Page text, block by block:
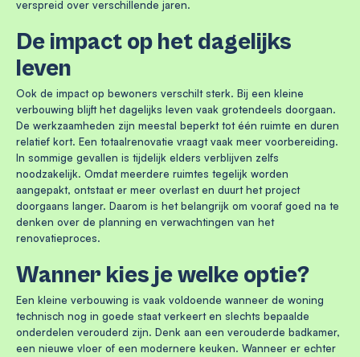
verspreid over verschillende jaren.
De impact op het dagelijks
leven
Ook de impact op bewoners verschilt sterk. Bij een kleine
verbouwing blijft het dagelijks leven vaak grotendeels doorgaan.
De werkzaamheden zijn meestal beperkt tot één ruimte en duren
relatief kort. Een totaalrenovatie vraagt vaak meer voorbereiding.
In sommige gevallen is tijdelijk elders verblijven zelfs
noodzakelijk. Omdat meerdere ruimtes tegelijk worden
aangepakt, ontstaat er meer overlast en duurt het project
doorgaans langer. Daarom is het belangrijk om vooraf goed na te
denken over de planning en verwachtingen van het
renovatieproces.
Wanner kies je welke optie?
Een kleine verbouwing is vaak voldoende wanneer de woning
technisch nog in goede staat verkeert en slechts bepaalde
onderdelen verouderd zijn. Denk aan een verouderde badkamer,
een nieuwe vloer of een modernere keuken. Wanneer er echter